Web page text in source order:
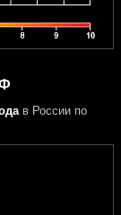
в России по